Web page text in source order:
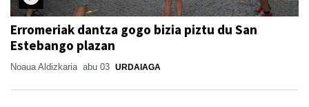
Erromeriak dantza gogo bizia piztu du San
Estebango plazan
Noaua Aldizkaria abu 03 URDAIAGA